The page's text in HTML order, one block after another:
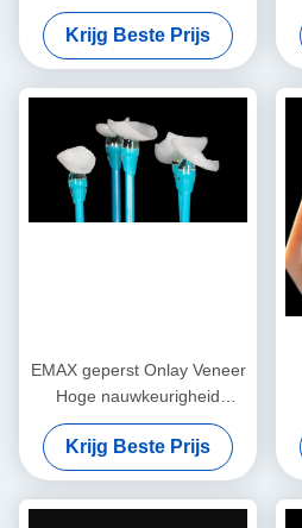
Zirconia Emaxfoelie
Krijg Beste Prijs
EMAX geperst Onlay Veneer
Hoge nauwkeurigheid
Tandheelkundige veneer
Uitstekende pasvorm
Krijg Beste Prijs